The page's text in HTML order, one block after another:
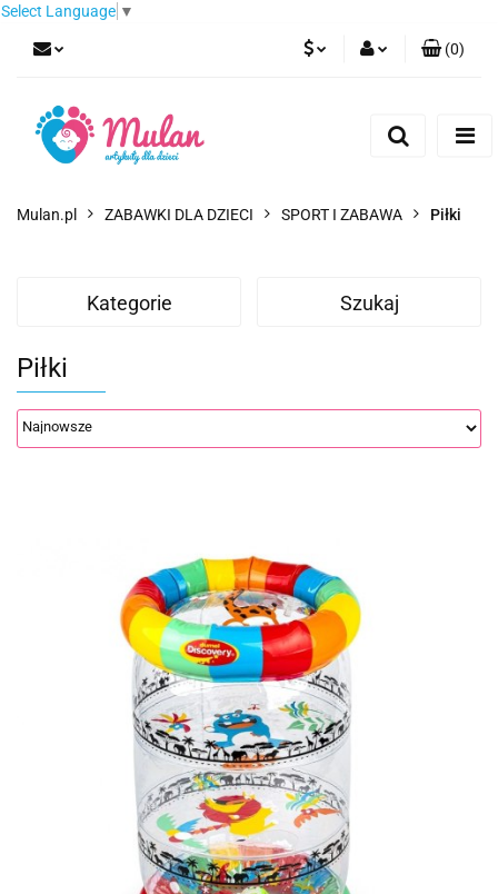
Select Language ▼
(0)
Mulan.pl ZABAWKI DLA DZIECI SPORT I ZABAWA Piłki
Kategorie Szukaj
Piłki